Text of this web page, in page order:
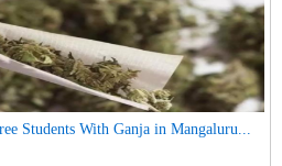
Students With Ganja in Mangaluru...